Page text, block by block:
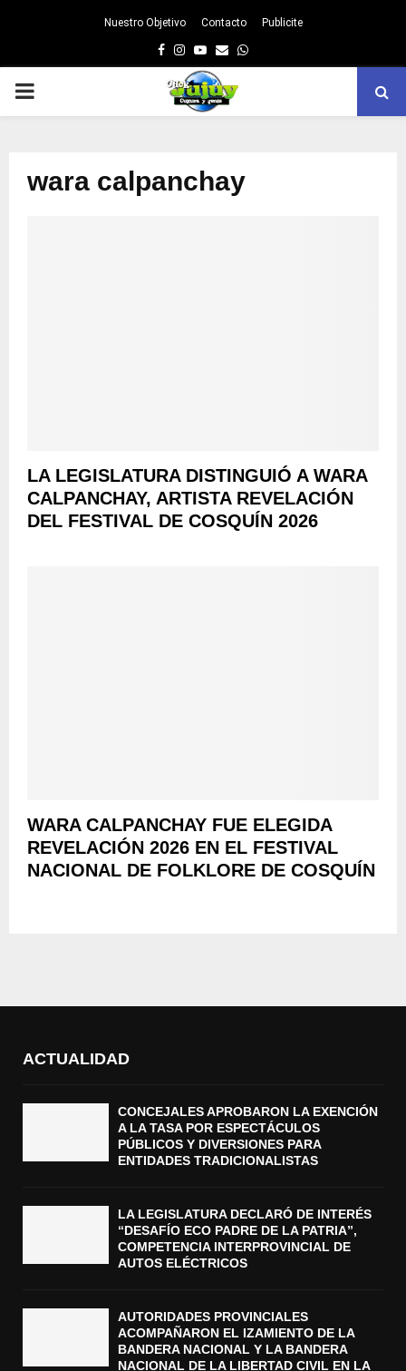
Nuestro Objetivo Contacto Publicite
Facebook
Instagram
Youtube
EmailWhatsapp
PRIMARY
wara calpanchay
LA LEGISLATURA DISTINGUIÓ A WARA
CALPANCHAY, ARTISTA REVELACIÓN
DEL FESTIVAL DE COSQUÍN 2026
WARA CALPANCHAY FUE ELEGIDA
REVELACIÓN 2026 EN EL FESTIVAL
NACIONAL DE FOLKLORE DE COSQUÍN
ACTUALIDAD
CONCEJALES APROBARON LA EXENCIÓN
A LA TASA POR ESPECTÁCULOS
PÚBLICOS Y DIVERSIONES PARA
ENTIDADES TRADICIONALISTAS
LA LEGISLATURA DECLARÓ DE INTERÉS
“DESAFÍO ECO PADRE DE LA PATRIA”,
COMPETENCIA INTERPROVINCIAL DE
AUTOS ELÉCTRICOS
AUTORIDADES PROVINCIALES
ACOMPAÑARON EL IZAMIENTO DE LA
BANDERA NACIONAL Y LA BANDERA
NACIONAL DE LA LIBERTAD CIVIL EN LA